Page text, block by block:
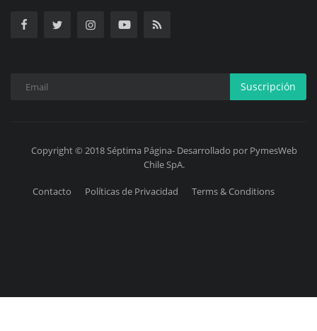
Suscripción
Copyright © 2018 Séptima Página- Desarrollado por PymesWeb
Chile SpA.
Contacto Políticas de Privacidad Terms & Conditions